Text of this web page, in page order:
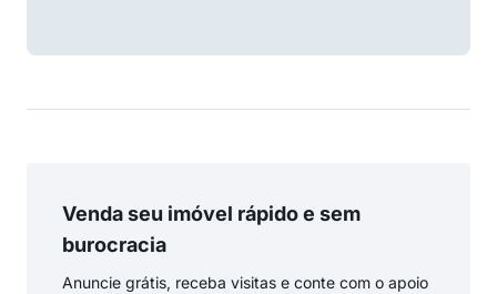
Venda seu imóvel rápido e sem
burocracia
Anuncie grátis, receba visitas e conte com o apoio